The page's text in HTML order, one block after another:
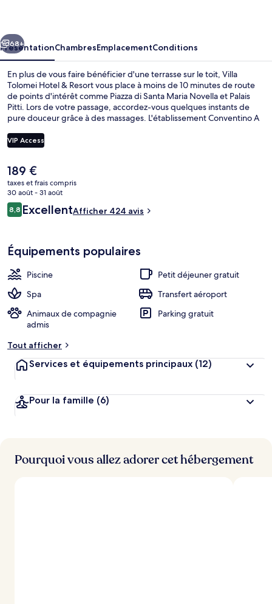
Resort
Suivant
68+
PrésentationChambresEmplacementConditions
En plus de vous faire bénéficier d'une terrasse sur le toit, Villa
Tolomei Hotel & Resort vous place à moins de 10 minutes de route
de points d'intérêt comme Piazza di Santa Maria Novella et Palais
Pitti. Lors de votre passage, accordez-vous quelques instants de
pure douceur grâce à des massages. L'établissement Conventino A
italienne. Parmi les autres avantages de cet hôtel de luxe, on trouve
un bar en bord de piscine, une salle de fitness et un hammam, l'idéal
VIP Access
Le
prix
actuel
est
de
189 €
taxes et frais compris
30 août - 31 août
Avis
voyageurs
8,88,8 sur 10
ExcellentAfficher 424 avis
Équipements populaires
Piscine
Petit déjeuner gratuit
Spa
Transfert aéroport
Animaux de compagnie
admis
Parking gratuit
Tout afficher
Services et équipements principaux (12)
Pour la famille (6)
Pourquoi vous allez adorer cet hébergement